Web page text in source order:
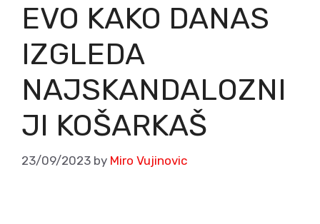
EVO KAKO DANAS
IZGLEDA
NAJSKANDALOZNI
JI KOŠARKAŠ
23/09/2023 by Miro Vujinovic